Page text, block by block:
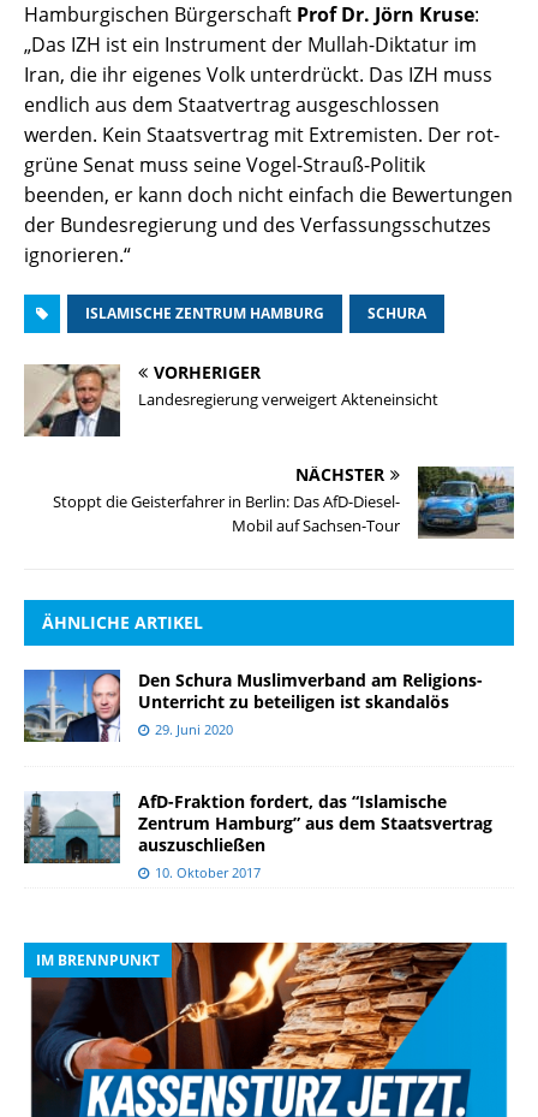
Hamburgischen Bürgerschaft Prof Dr. Jörn Kruse:
„Das IZH ist ein Instrument der Mullah-Diktatur im
Iran, die ihr eigenes Volk unterdrückt. Das IZH muss
endlich aus dem Staatvertrag ausgeschlossen
werden. Kein Staatsvertrag mit Extremisten. Der rot-
grüne Senat muss seine Vogel-Strauß-Politik
beenden, er kann doch nicht einfach die Bewertungen
der Bundesregierung und des Verfassungsschutzes
ignorieren.“
ISLAMISCHE ZENTRUM HAMBURG SCHURA
VORHERIGER
Landesregierung verweigert Akteneinsicht
NÄCHSTER
Stoppt die Geisterfahrer in Berlin: Das AfD-Diesel-
Mobil auf Sachsen-Tour
ÄHNLICHE ARTIKEL
Den Schura Muslimverband am Religions-
Unterricht zu beteiligen ist skandalös
29. Juni 2020
AfD-Fraktion fordert, das “Islamische
Zentrum Hamburg” aus dem Staatsvertrag
auszuschließen
10. Oktober 2017
IM BRENNPUNKT